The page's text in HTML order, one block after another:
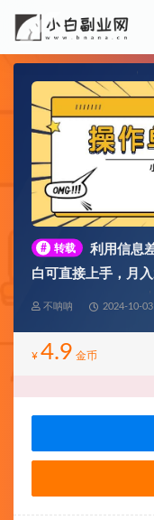
# 转载
利用信息
白可直接上手，月
不呐呐 2024-10-03
¥ 4.9 金币